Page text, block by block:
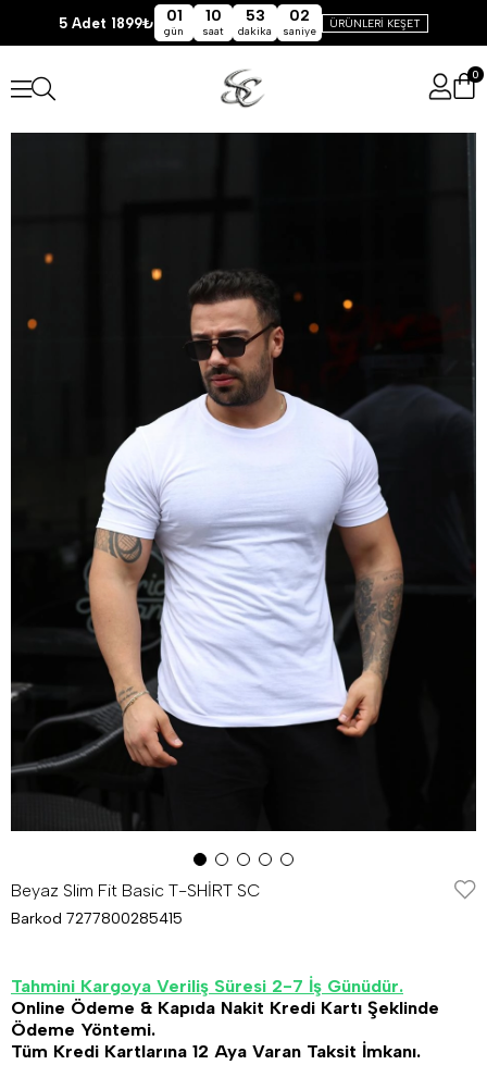
5 Adet 1899₺ 01
gün
10
saat
53
dakika
02
saniye
ÜRÜNLERİ KEŞET
0
Beyaz Slim Fit Basic T-SHİRT SC
Barkod 7277800285415
Tahmini Kargoya Veriliş Süresi 2-7 İş Günüdür.
Online Ödeme & Kapıda Nakit Kredi Kartı Şeklinde
Ödeme Yöntemi.
Tüm Kredi Kartlarına 12 Aya Varan Taksit İmkanı.